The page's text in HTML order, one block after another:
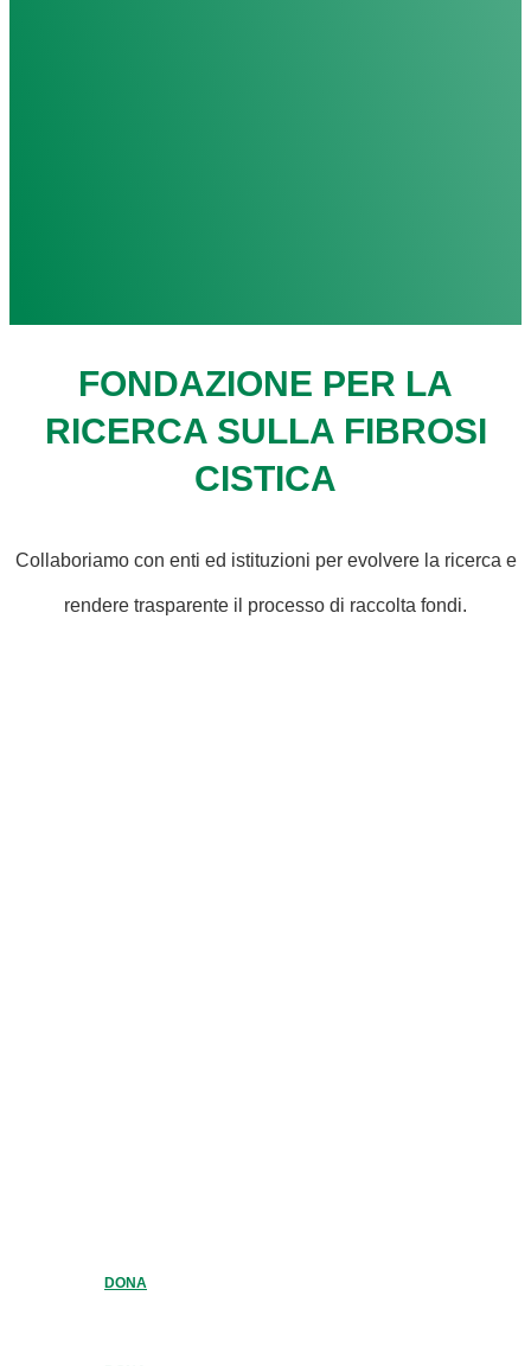
FONDAZIONE PER LA
RICERCA SULLA FIBROSI
CISTICA
Collaboriamo con enti ed istituzioni per evolvere la ricerca e
rendere trasparente il processo di raccolta fondi.
DONA